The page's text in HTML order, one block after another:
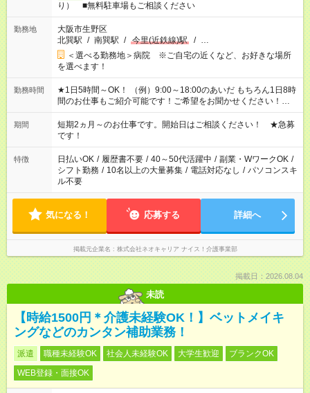
り） ■無料駐車場もご相談ください
勤務地
大阪市生野区
北巽駅 / 南巽駅 / 今里(近鉄線)駅 / …
＜選べる勤務地＞病院 ※ご自宅の近くなど、お好きな場所
を選べます！
勤務時間
★1日5時間～OK！ （例）9:00～18:00のあいだ もちろん1日8時
間のお仕事もご紹介可能です！ご希望をお聞かせください！★家
庭の都合でお休みが必要な場合も遠慮なくご相談ください。 ※
週最低15時間以上の勤務が必要です
期間
短期2ヵ月～のお仕事です。開始日はご相談ください！ ★急募
です！
特徴 日払いOK / 履歴書不要 / 40～50代活躍中 / 副業・WワークOK /
シフト勤務 / 10名以上の大量募集 / 電話対応なし / パソコンスキ
ル不要
気になる！ 応募する 詳細へ
掲載元企業名 株式会社ネオキャリア ナイス！介護事業部
掲載日：2026.08.04
未読
【時給1500円＊介護未経験OK！】ベットメイキ
ングなどのカンタン補助業務！
派遣 職種未経験OK 社会人未経験OK 大学生歓迎
ブランクOK
WEB登録・面接OK